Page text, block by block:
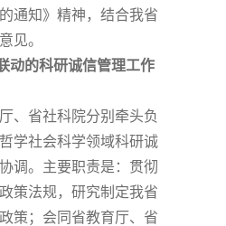
通知》精神，结合我省
见。
动的科研诚信管理工作
省社科院分别牵头负
学社会科学领域科研诚
调。主要职责是：贯彻
策法规，研究制定我省
策；会同省教育厅、省